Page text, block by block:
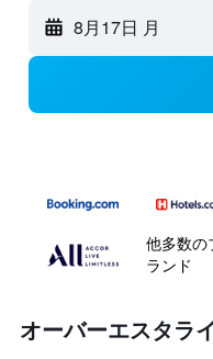
8月17日 月
他多数の
ランド
オーバーエスタラ